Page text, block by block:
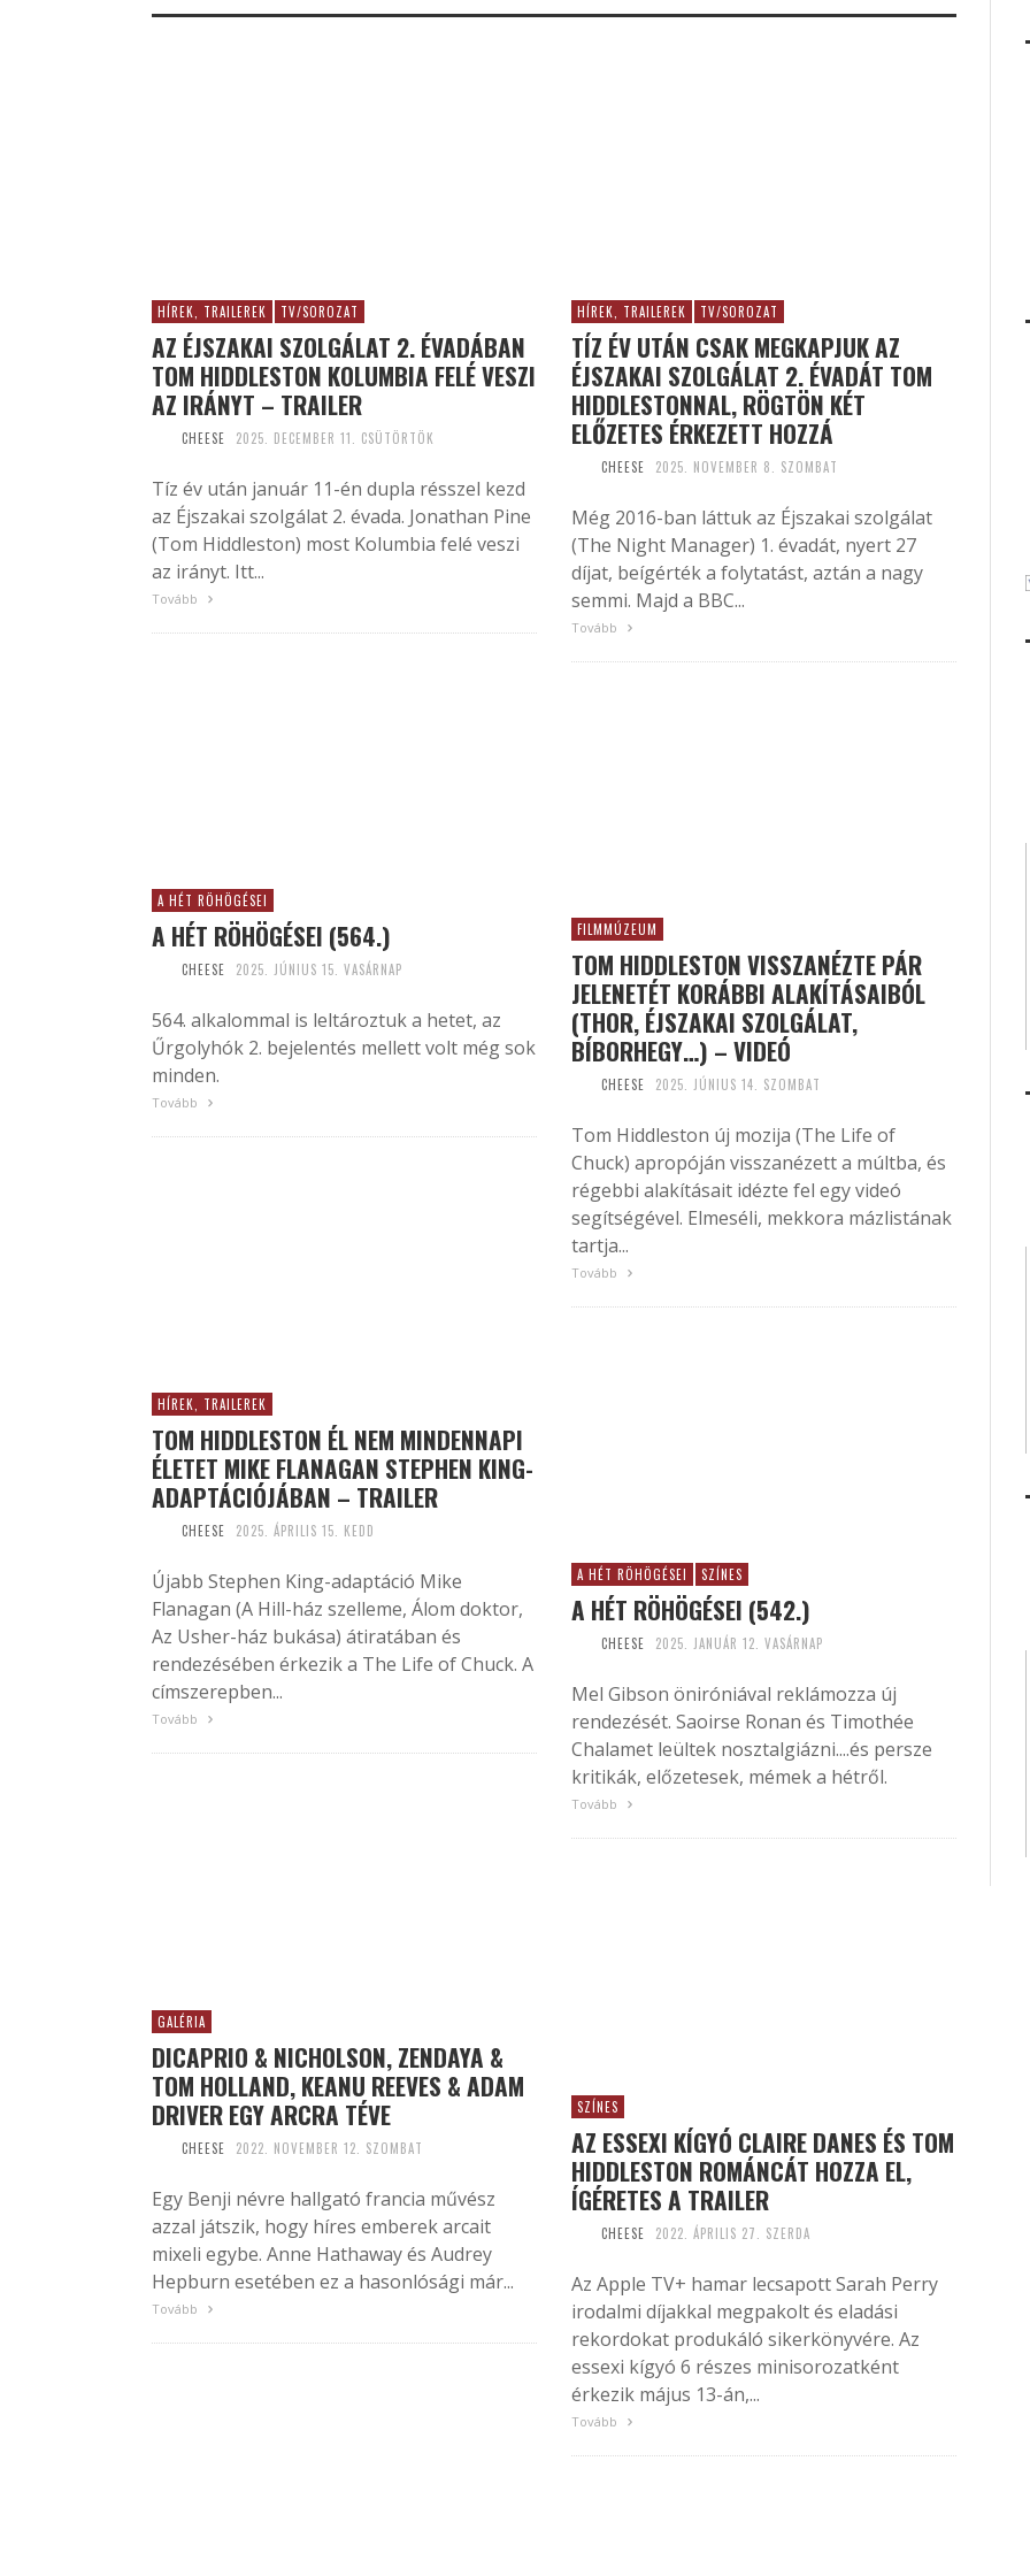
HÍREK, TRAILEREK TV/SOROZAT
AZ ÉJSZAKAI SZOLGÁLAT 2. ÉVADÁBAN
TOM HIDDLESTON KOLUMBIA FELÉ VESZI
AZ IRÁNYT – TRAILER
CHEESE 2025. DECEMBER 11. CSÜTÖRTÖK
Tíz év után január 11-én dupla résszel kezd
az Éjszakai szolgálat 2. évada. Jonathan Pine
(Tom Hiddleston) most Kolumbia felé veszi
az irányt. Itt...
Tovább
HÍREK, TRAILEREK TV/SOROZAT
TÍZ ÉV UTÁN CSAK MEGKAPJUK AZ
ÉJSZAKAI SZOLGÁLAT 2. ÉVADÁT TOM
HIDDLESTONNAL, RÖGTÖN KÉT
ELŐZETES ÉRKEZETT HOZZÁ
CHEESE 2025. NOVEMBER 8. SZOMBAT
Még 2016-ban láttuk az Éjszakai szolgálat
(The Night Manager) 1. évadát, nyert 27
díjat, beígérték a folytatást, aztán a nagy
semmi. Majd a BBC...
Tovább
A HÉT RÖHÖGÉSEI
A HÉT RÖHÖGÉSEI (564.)
CHEESE 2025. JÚNIUS 15. VASÁRNAP
564. alkalommal is leltároztuk a hetet, az
Űrgolyhók 2. bejelentés mellett volt még sok
minden.
Tovább
FILMMÚZEUM
TOM HIDDLESTON VISSZANÉZTE PÁR
JELENETÉT KORÁBBI ALAKÍTÁSAIBÓL
(THOR, ÉJSZAKAI SZOLGÁLAT,
BÍBORHEGY…) – VIDEÓ
CHEESE 2025. JÚNIUS 14. SZOMBAT
Tom Hiddleston új mozija (The Life of
Chuck) apropóján visszanézett a múltba, és
régebbi alakításait idézte fel egy videó
segítségével. Elmeséli, mekkora mázlistának
tartja...
Tovább
HÍREK, TRAILEREK
TOM HIDDLESTON ÉL NEM MINDENNAPI
ÉLETET MIKE FLANAGAN STEPHEN KING-
ADAPTÁCIÓJÁBAN – TRAILER
CHEESE 2025. ÁPRILIS 15. KEDD
Újabb Stephen King-adaptáció Mike
Flanagan (A Hill-ház szelleme, Álom doktor,
Az Usher-ház bukása) átiratában és
rendezésében érkezik a The Life of Chuck. A
címszerepben...
Tovább
A HÉT RÖHÖGÉSEI SZÍNES
A HÉT RÖHÖGÉSEI (542.)
CHEESE 2025. JANUÁR 12. VASÁRNAP
Mel Gibson öniróniával reklámozza új
rendezését. Saoirse Ronan és Timothée
Chalamet leültek nosztalgiázni....és persze
kritikák, előzetesek, mémek a hétről.
Tovább
GALÉRIA
DICAPRIO & NICHOLSON, ZENDAYA &
TOM HOLLAND, KEANU REEVES & ADAM
DRIVER EGY ARCRA TÉVE
CHEESE 2022. NOVEMBER 12. SZOMBAT
Egy Benji névre hallgató francia művész
azzal játszik, hogy híres emberek arcait
mixeli egybe. Anne Hathaway és Audrey
Hepburn esetében ez a hasonlósági már...
Tovább
SZÍNES
AZ ESSEXI KÍGYÓ CLAIRE DANES ÉS TOM
HIDDLESTON ROMÁNCÁT HOZZA EL,
ÍGÉRETES A TRAILER
CHEESE 2022. ÁPRILIS 27. SZERDA
Az Apple TV+ hamar lecsapott Sarah Perry
irodalmi díjakkal megpakolt és eladási
rekordokat produkáló sikerkönyvére. Az
essexi kígyó 6 részes minisorozatként
érkezik május 13-án,...
Tovább